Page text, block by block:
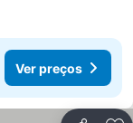
Ver preços